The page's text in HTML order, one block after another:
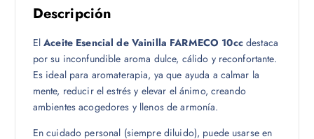
Descripción
ElAceite Esencial de Vainilla FARMECO 10ccdestaca
por su inconfundible aroma dulce, cálido y reconfortante.
Es ideal para aromaterapia, ya que ayuda a calmar la
mente, reducir el estrés y elevar el ánimo, creando
ambientes acogedores y llenos de armonía.
En cuidado personal (siempre diluido), puede usarse en